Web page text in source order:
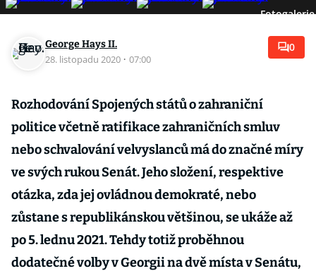
Fotogalerie
George Hays II.
28. listopadu 2020 · 07:00
0
Rozhodování Spojených států o zahraniční
politice včetně ratifikace zahraničních smluv
nebo schvalování velvyslanců má do značné míry
ve svých rukou Senát. Jeho složení, respektive
otázka, zda jej ovládnou demokraté, nebo
zůstane s republikánskou většinou, se ukáže až
po 5. lednu 2021. Tehdy totiž proběhnou
dodatečné volby v Georgii na dvě místa v Senátu,